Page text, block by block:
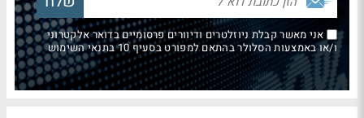
אני מאשר קבלת ניוזלטרים ודיוורים פרסומיים בדואר אלקטרוני
ו/או באמצעות הסלולר בהתאם למפורט בסעיף 10 בתנאי השימוש